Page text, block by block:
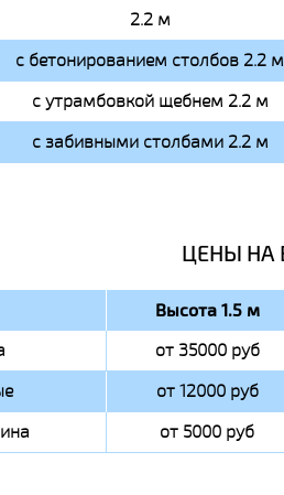
2.2 м
с бетонированием столбов 2.2 м
с утрамбовкой щебнем 2.2 м
с забивными столбами 2.2 м
ЦЕНЫ НА
Высота 1.5 м
от 35000 руб
от 12000 руб
от 5000 руб